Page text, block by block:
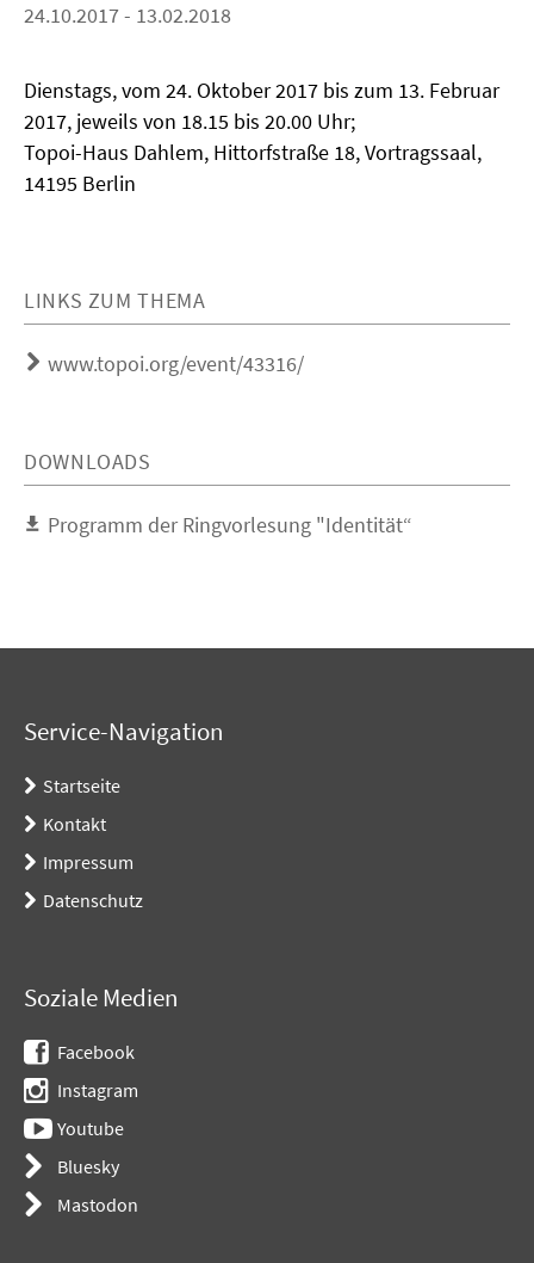
24.10.2017 - 13.02.2018
Dienstags, vom 24. Oktober 2017 bis zum 13. Februar
2017, jeweils von 18.15 bis 20.00 Uhr;
Topoi-Haus Dahlem, Hittorfstraße 18, Vortragssaal,
14195 Berlin
LINKS ZUM THEMA
www.topoi.org/event/43316/
DOWNLOADS
Programm der Ringvorlesung "Identität“
Service-Navigation
Startseite
Kontakt
Impressum
Datenschutz
Soziale Medien
Facebook
Instagram
Youtube
Bluesky
Mastodon